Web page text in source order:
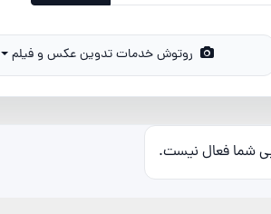
روتوش خدمات تدوین عکس و فیلم
شما فعال نیست.